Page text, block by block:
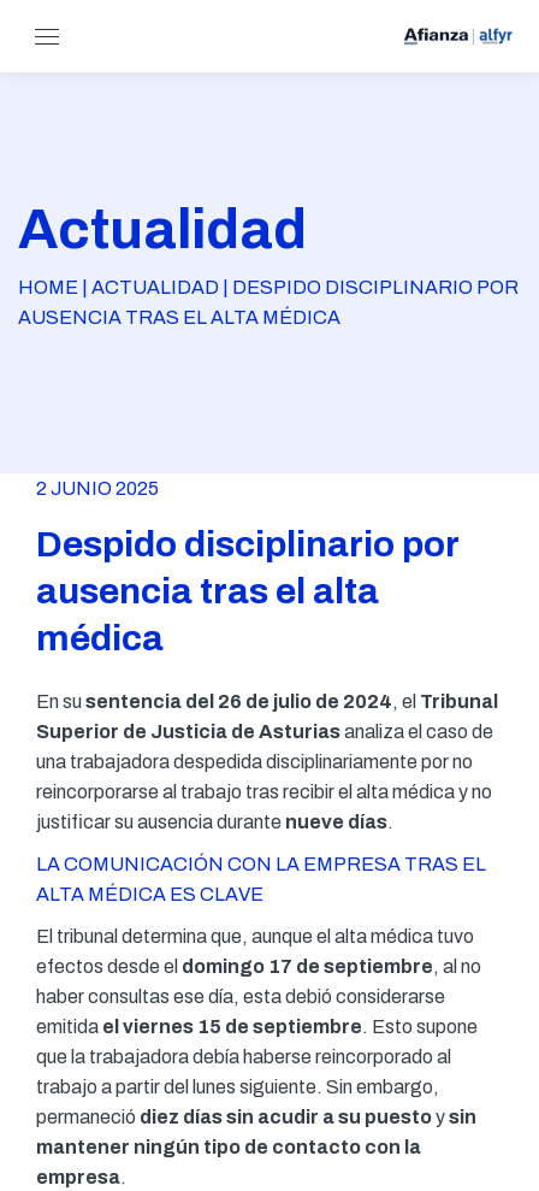
Actualidad
HOME | ACTUALIDAD | DESPIDO DISCIPLINARIO POR
AUSENCIA TRAS EL ALTA MÉDICA
2 JUNIO 2025
Despido disciplinario por
ausencia tras el alta
médica
En susentencia del 26 de julio de 2024, el Tribunal
Superior de Justicia de Asturiasanaliza el caso de
una trabajadora despedida disciplinariamente por no
reincorporarse al trabajo tras recibir el alta médica y no
justificar su ausencia durante nueve días.
LA COMUNICACIÓN CON LA EMPRESA TRAS EL
ALTA MÉDICA ES CLAVE
El tribunal determina que, aunque el alta médica tuvo
efectos desde el domingo 17 de septiembre, al no
haber consultas ese día, esta debió considerarse
emitida el viernes 15 de septiembre. Esto supone
que la trabajadora debía haberse reincorporado al
trabajo a partir del lunes siguiente. Sin embargo,
permaneció diez días sin acudir a su puestoysin
mantener ningún tipo de contacto con la
empresa.